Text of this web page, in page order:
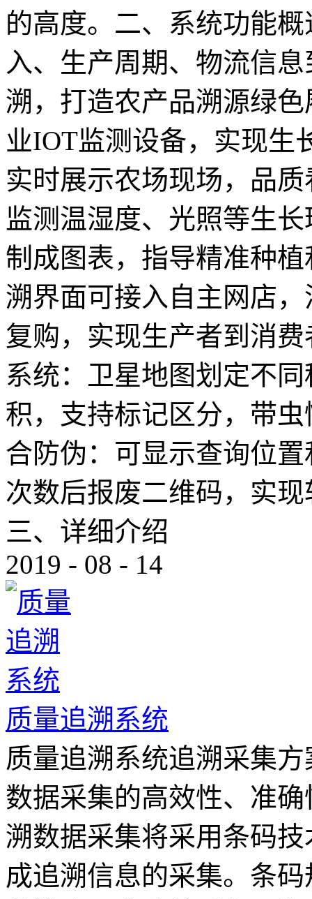
的高度。二、系统功能
入、生产周期、物流信
溯，打造农产品溯源绿
业IOT监测设备，实现生
实时展示农场现场，品
监测温湿度、光照等生
制成图表，指导精准种
溯界面可接入自主网店
复购，实现生产者到消
系统：卫星地图划定不
积，支持标记区分，带
合防伪：可显示查询位
次数后报废二维码，实
三、详细介绍
2019 - 08 - 14
质量追溯系统
质量追溯系统追溯采集
数据采集的高效性、准
溯数据采集将采用条码
成追溯信息的采集。条